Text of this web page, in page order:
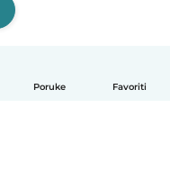
Poruke Favoriti